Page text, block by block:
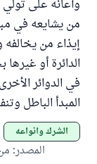
وأعانه على
من يشايعه في
إيذاء من
الدائرة أو
في الدوائر
المبدأ الباطل
الشرك وأنواعه
المصدر: